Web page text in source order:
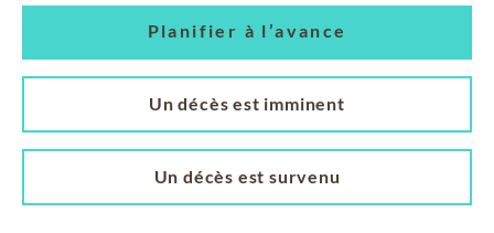
Planifier à l’avance
Un décès est imminent
Un décès est survenu